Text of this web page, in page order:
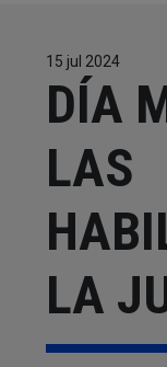
15 jul 2024
DÍA
LAS
LA